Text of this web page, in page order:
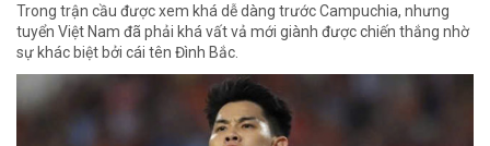
Trong trận cầu được xem khá dễ dàng trước Campuchia, nhưng
tuyển Việt Nam đã phải khá vất vả mới giành được chiến thắng nhờ
sự khác biệt bởi cái tên Đình Bắc.